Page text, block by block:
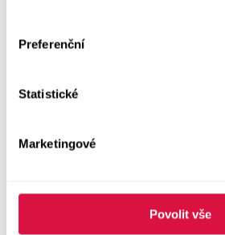
Preferenční
Statistické
Marketingové
Povolit vše